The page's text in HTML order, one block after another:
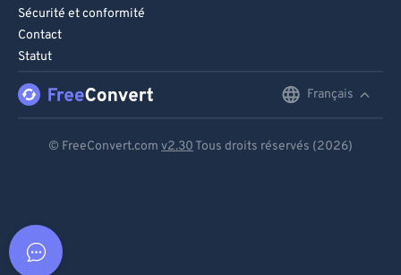
Sécurité et conformité
Contact
Statut
Français
© FreeConvert.com v2.30 Tous droits réservés (2026)